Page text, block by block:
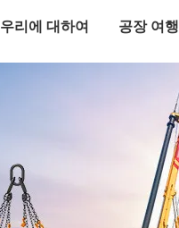
우리에 대하여 공장 여행